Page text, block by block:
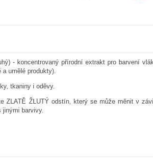
- koncentrovaný přírodní extrakt pro barvení
umělé produkty).
tkaniny i oděvy.
ZLATĚ ŽLUTÝ odstín, který se může měnit v
jinými barvivy.